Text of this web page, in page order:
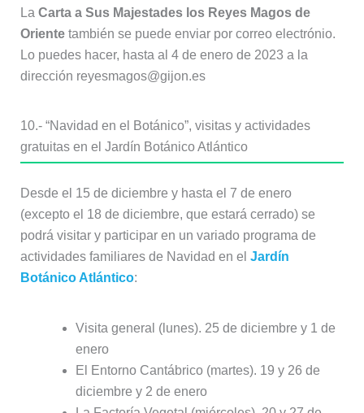
La Carta a Sus Majestades los Reyes Magos de
Orientetambién se puede enviar por correo electrónio.
Lo puedes hacer, hasta al 4 de enero de 2023 a la
dirección reyesmagos@gijon.es
10.- “Navidad en el Botánico”, visitas y actividades
gratuitas en el Jardín Botánico Atlántico
Desde el 15 de diciembre y hasta el 7 de enero
(excepto el 18 de diciembre, que estará cerrado) se
podrá visitar y participar en un variado programa de
actividades familiares de Navidad en el Jardín
Botánico Atlántico:
Visita general (lunes). 25 de diciembre y 1 de
enero
El Entorno Cantábrico (martes). 19 y 26 de
diciembre y 2 de enero